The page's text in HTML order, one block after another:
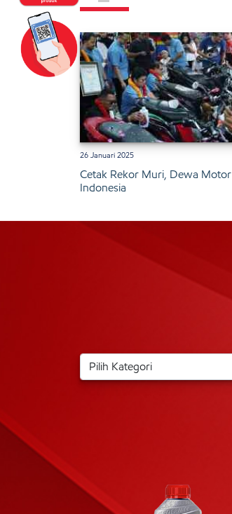
26 Januari 2025
Cetak Rekor Muri, Dewa Motor
Indonesia